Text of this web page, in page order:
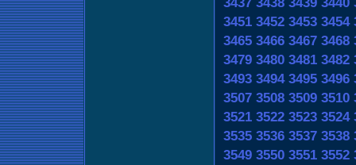
3451 3452 3453 3454
3465 3466 3467 3468
3479 3480 3481 3482
3493 3494 3495 3496
3507 3508 3509 3510
3521 3522 3523 3524
3535 3536 3537 3538
3549 3550 3551 3552